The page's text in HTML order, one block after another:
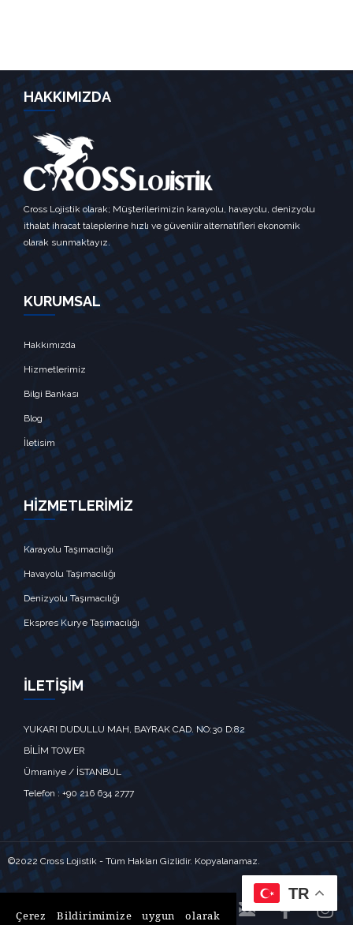
HAKKIMIZDA
Cross Lojistik olarak; Müşterilerimizin karayolu, havayolu, denizyolu
ithalat ihracat taleplerine hızlı ve güvenilir alternatifleri ekonomik
olarak sunmaktayız.
KURUMSAL
Hakkımızda
Hizmetlerimiz
Bilgi Bankası
Blog
İletisim
HİZMETLERİMİZ
Karayolu Taşımacılığı
Havayolu Taşımacılığı
Denizyolu Taşımacılığı
Ekspres Kurye Taşımacılığı
İLETİŞİM
YUKARI DUDULLU MAH, BAYRAK CAD. NO:30 D:82
BİLİM TOWER
Ümraniye / İSTANBUL‎‎
Telefon : +90 216 634 2777
©2022 Cross Lojistik - Tüm Hakları Gizlidir. Kopyalanamaz.
  
TR
Çerez Bildirimimize uygun olarak